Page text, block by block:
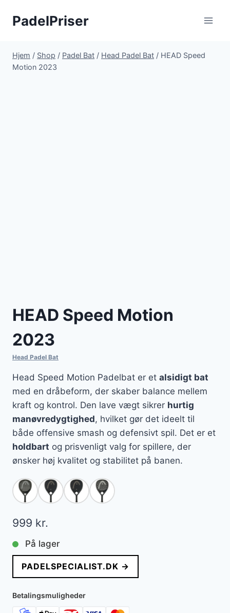
PadelPriser
Hjem / Shop / Padel Bat / Head Padel Bat / HEAD Speed
Motion 2023
HEAD Speed Motion
2023
Head Padel Bat
Head Speed Motion Padelbat er et alsidigt bat
med en dråbeform, der skaber balance mellem
kraft og kontrol. Den lave vægt sikrer hurtig
manøvredygtighed, hvilket gør det ideelt til
både offensive smash og defensivt spil. Det er et
holdbart og prisvenligt valg for spillere, der
ønsker høj kvalitet og stabilitet på banen.
999 kr.
På lager
PADELSPECIALIST.DK →
Betalingsmuligheder